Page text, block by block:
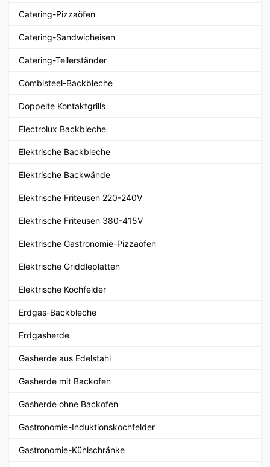
Catering-Pizzaöfen
Catering-Sandwicheisen
Catering-Tellerständer
Combisteel-Backbleche
Doppelte Kontaktgrills
Electrolux Backbleche
Elektrische Backbleche
Elektrische Backwände
Elektrische Friteusen 220-240V
Elektrische Friteusen 380-415V
Elektrische Gastronomie-Pizzaöfen
Elektrische Griddleplatten
Elektrische Kochfelder
Erdgas-Backbleche
Erdgasherde
Gasherde aus Edelstahl
Gasherde mit Backofen
Gasherde ohne Backofen
Gastronomie-Induktionskochfelder
Gastronomie-Kühlschränke